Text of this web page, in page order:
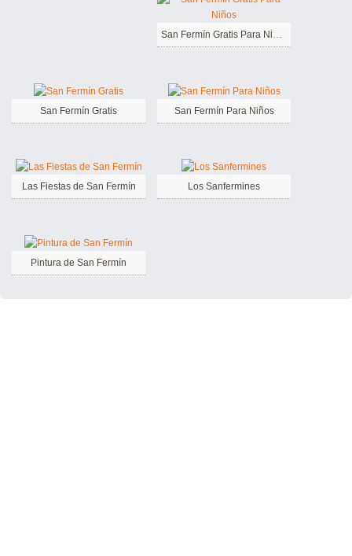
San Fermín Gratis Para Niños
San Fermín Gratis San Fermín Para Niños
Las Fiestas de San Fermín Los Sanfermines
Pintura de San Fermín